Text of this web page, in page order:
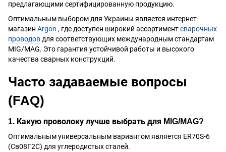
предлагающими сертифицированную продукцию.
Оптимальным выбором для Украины является интернет-
магазин Argon , где доступен широкий ассортиментсварочных
проводов для соответствующих международным стандартам
MIG/MAG. Это гарантия устойчивой работы и высокого
качества сварных конструкций.
Часто задаваемые вопросы
(FAQ)
1. Какую проволоку лучше выбрать для MIG/MAG?
Оптимальным универсальным вариантом является ER70S-6
(Св08Г2С) для углеродистых сталей.